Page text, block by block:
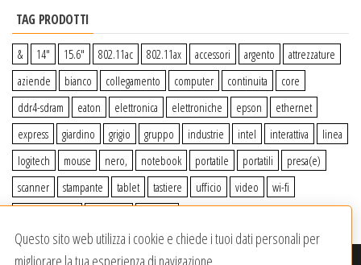
TAG PRODOTTI
& 14″ 15.6″ 802.11ac 802.11ax accessori argento
attrezzature
aziende
bianco collegamento computer continuita
core
ddr4-sdram
eaton elettronica elettroniche epson
ethernet
express
giardino grigio gruppo industrie intel interattiva
linea
logitech
mouse nero, notebook portatile portatili
presa(e)
scanner
stampante tablet tastiere ufficio video
wi-fi
Questo sito web utilizza i cookie e chiede i tuoi dati personali per
migliorare la tua esperienza di navigazione.